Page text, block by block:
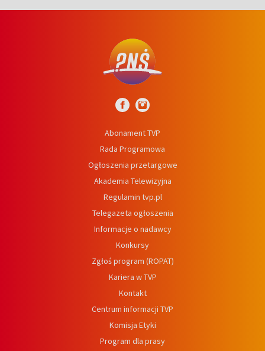
Abonament TVP
Rada Programowa
Ogłoszenia przetargowe
Akademia Telewizyjna
Regulamin tvp.pl
Telegazeta ogłoszenia
Informacje o nadawcy
Konkursy
Zgłoś program (ROPAT)
Kariera w TVP
Kontakt
Centrum informacji TVP
Komisja Etyki
Program dla prasy